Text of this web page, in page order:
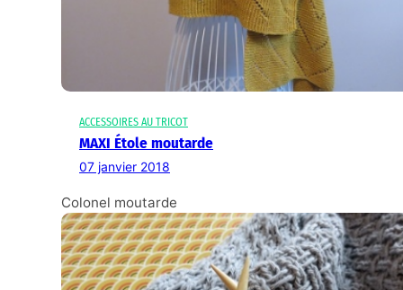
ACCESSOIRES AU TRICOT
MAXI Étole moutarde
07 janvier 2018
Colonel moutarde